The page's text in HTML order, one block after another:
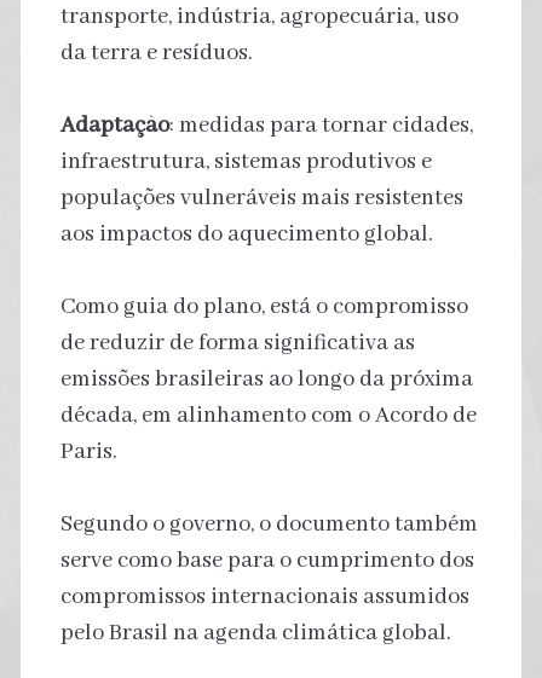
transporte, indústria, agropecuária, uso
da terra e resíduos.
Adaptação: medidas para tornar cidades,
infraestrutura, sistemas produtivos e
populações vulneráveis mais resistentes
aos impactos do aquecimento global.
Como guia do plano, está o compromisso
de reduzir de forma significativa as
emissões brasileiras ao longo da próxima
década, em alinhamento com o Acordo de
Paris.
Segundo o governo, o documento também
serve como base para o cumprimento dos
compromissos internacionais assumidos
pelo Brasil na agenda climática global.